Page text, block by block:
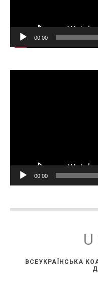
00:00
00:00
ВСЕУКРАЇНСЬКА